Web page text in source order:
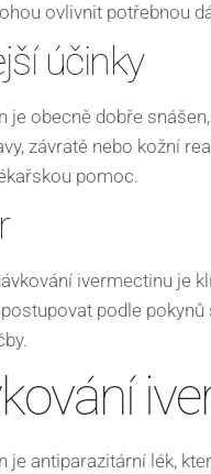
ovlivnit potřebnou
účinky
je obecně dobře
závratě nebo kožní
pomoc.
ivermectinu je
podle
je antiparazitární lék,